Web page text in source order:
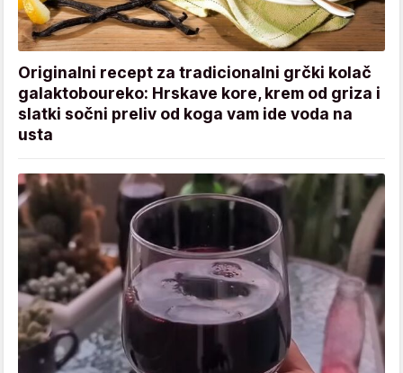
Originalni recept za tradicionalni grčki kolač
galaktoboureko: Hrskave kore, krem od griza i
slatki sočni preliv od koga vam ide voda na
usta